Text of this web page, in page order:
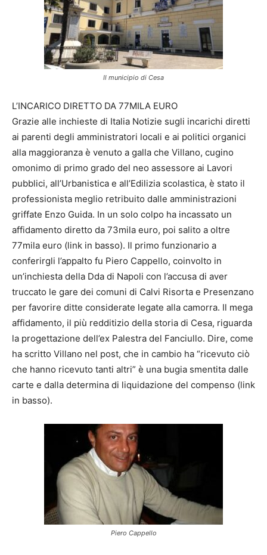
Il municipio di Cesa
L’INCARICO DIRETTO DA 77MILA EURO
Grazie alle inchieste di Italia Notizie sugli incarichi diretti
ai parenti degli amministratori locali e ai politici organici
alla maggioranza è venuto a galla che Villano, cugino
omonimo di primo grado del neo assessore ai Lavori
pubblici, all’Urbanistica e all’Edilizia scolastica, è stato il
professionista meglio retribuito dalle amministrazioni
griffate Enzo Guida. In un solo colpo ha incassato un
affidamento diretto da 73mila euro, poi salito a oltre
77mila euro (link in basso). Il primo funzionario a
conferirgli l’appalto fu Piero Cappello, coinvolto in
un’inchiesta della Dda di Napoli con l’accusa di aver
truccato le gare dei comuni di Calvi Risorta e Presenzano
per favorire ditte considerate legate alla camorra. Il mega
affidamento, il più redditizio della storia di Cesa, riguarda
la progettazione dell’ex Palestra del Fanciullo. Dire, come
ha scritto Villano nel post, che in cambio ha “ricevuto ciò
che hanno ricevuto tanti altri” è una bugia smentita dalle
carte e dalla determina di liquidazione del compenso (link
in basso).
Piero Cappello